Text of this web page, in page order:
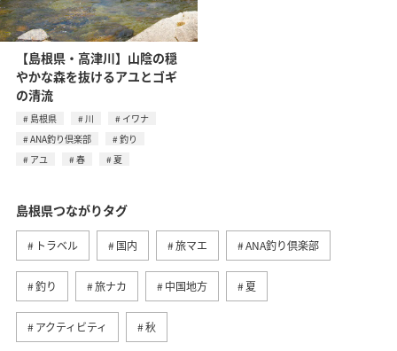
【島根県・高津川】山陰の穏
やかな森を抜けるアユとゴギ
の清流
島根県 川
イワナ
ANA釣り倶楽部
釣り
アユ
春 夏
島根県つながりタグ
トラベル 国内 旅マエ ANA釣り倶楽部
釣り 旅ナカ 中国地方 夏
アクティビティ 秋